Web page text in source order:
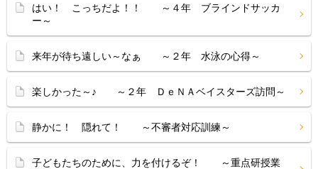
はい！ こっちだよ！！ ～４年 ブラインドサッカ
ー～
来年が待ち遠しい～なぁ ～２年 水泳の心得～
楽しかった～♪ ～２年 ＤｅＮＡベイスターズ訪問～
静かに！ 隠れて！ ～不審者対応訓練～
子どもたちのために、力を付けるぞ！ ～重点研授業